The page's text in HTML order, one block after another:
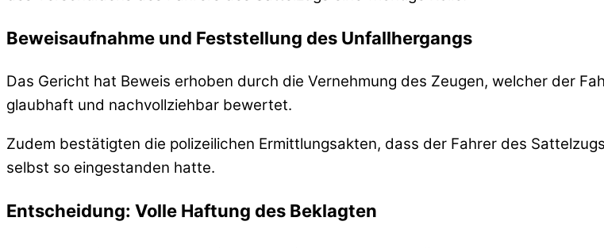
Beweisaufnahme und Feststellung des Unfallhergangs
Das Gericht hat Beweis erhoben durch die Vernehmung des Zeugen, welcher der
glaubhaft und nachvollziehbar bewertet.
Zudem bestätigten die polizeilichen Ermittlungsakten, dass der Fahrer des
selbst so eingestanden hatte.
Entscheidung: Volle Haftung des Beklagten